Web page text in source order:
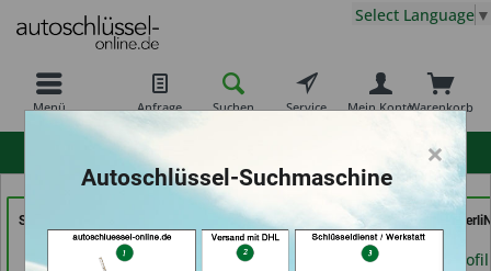
Menü Anfrage Suchen Service Warenkorb
Mein Konto
Select Language ▼
Schlüssel- u. DL Service
(in Dresden)
Händlerprofil
Service Punkt (in
Bremen)
Händlerprofil
AutoSchlüssel
Berlin)
Händlerprofil
×
Autoschlüssel-Suchmaschine